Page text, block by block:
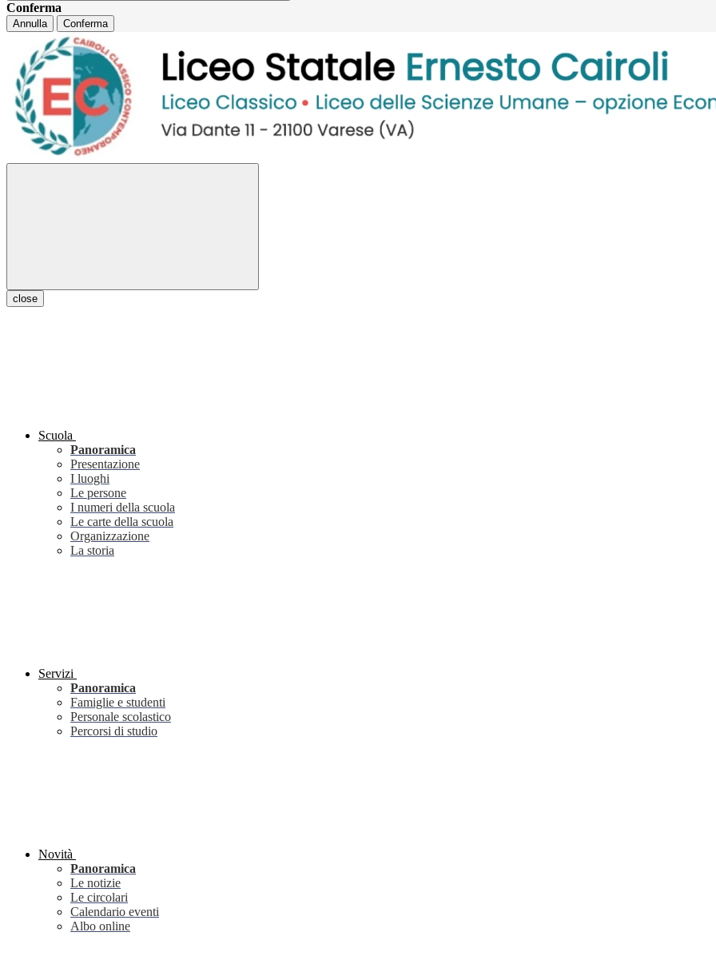
Conferma
Annulla Conferma
close
Scuola
Panoramica
Presentazione
I luoghi
Le persone
I numeri della scuola
Le carte della scuola
Organizzazione
La storia
Servizi
Panoramica
Famiglie e studenti
Personale scolastico
Percorsi di studio
Novità
Panoramica
Le notizie
Le circolari
Calendario eventi
Albo online